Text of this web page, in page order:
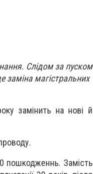
Слідом за пуском
заміна магістральних
замінить на нові й
пошкодженнь. Замість